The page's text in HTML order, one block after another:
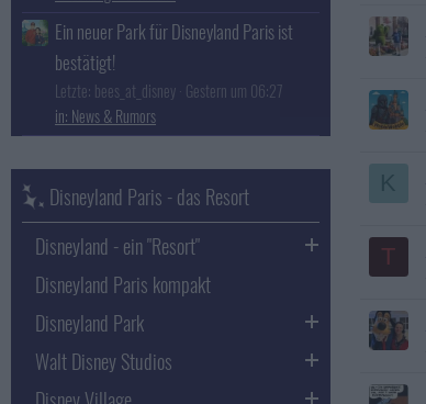
T
Ein neuer Park für Disneyland Paris ist
bestätigt!
Letzte: bees_at_disney Gestern um 06:27
News & Rumors
Disneyland Paris - das Resort
Disneyland - ein "Resort"
Disneyland Paris kompakt
Disneyland Park
Walt Disney Studios